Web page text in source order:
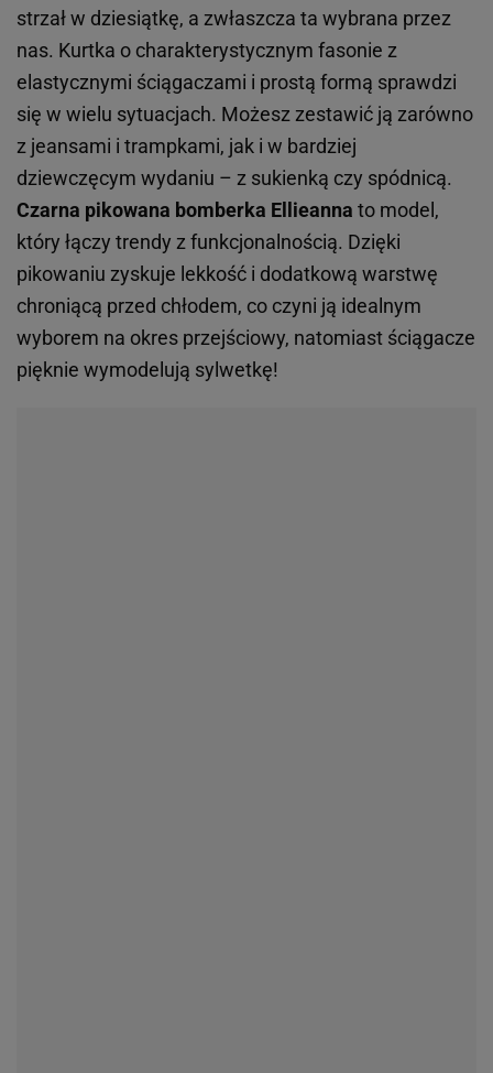
strzał w dziesiątkę, a zwłaszcza ta wybrana przez
nas. Kurtka o charakterystycznym fasonie z
elastycznymi ściągaczami i prostą formą sprawdzi
się w wielu sytuacjach. Możesz zestawić ją zarówno
z jeansami i trampkami, jak i w bardziej
dziewczęcym wydaniu – z sukienką czy spódnicą.
Czarna pikowana bomberka Ellieanna to model,
który łączy trendy z funkcjonalnością. Dzięki
pikowaniu zyskuje lekkość i dodatkową warstwę
chroniącą przed chłodem, co czyni ją idealnym
wyborem na okres przejściowy, natomiast ściągacze
pięknie wymodelują sylwetkę!